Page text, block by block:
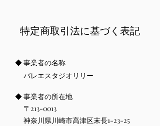
特定商取引法に基づく表記
◆ 事業者の名称
バレエスタジオリリー
◆ 事業者の所在地
〒213-0013
神奈川県川崎市高津区末長1-23-25